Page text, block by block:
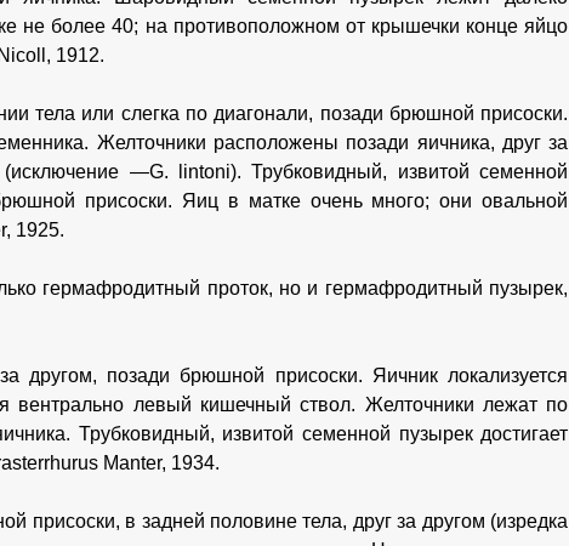
не более 40; на противоположном от крышечки конце яйцо
1912.
тела или слегка по диагонали, позади брюшной присоски.
Желточники расположены позади яичника, друг за
—G. lintoni). Трубковидный, извитой семенной
присоски. Яиц в матке очень много; они овальной
1925.
гермафродитный проток, но и гермафродитный пузырек,
другом, позади брюшной присоски. Яичник локализуется
вентрально левый кишечный ствол. Желточники лежат по
Трубковидный, извитой семенной пузырек достигает
Manter, 1934.
присоски, в задней половине тела, друг за другом (изредка